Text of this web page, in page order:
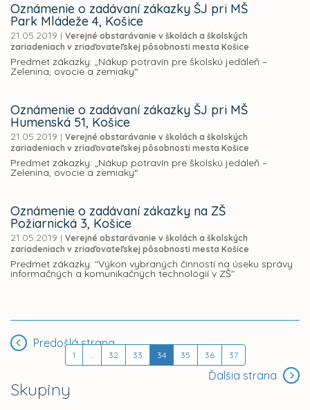
Skupiny
Oznámenie o zadávaní zákazky ŠJ pri MŠ
Park Mládeže 4, Košice
21.05.2019 | Verejné obstarávanie v školách a školských
zariadeniach v zriaďovateľskej pôsobnosti mesta Košice
Predmet zákazky: „Nákup potravín pre školskú jedáleň –
Zelenina, ovocie a zemiaky“
Oznámenie o zadávaní zákazky ŠJ pri MŠ
Humenská 51, Košice
21.05.2019 | Verejné obstarávanie v školách a školských
zariadeniach v zriaďovateľskej pôsobnosti mesta Košice
Predmet zákazky: „Nákup potravín pre školskú jedáleň –
Zelenina, ovocie a zemiaky“
Oznámenie o zadávaní zákazky na ZŠ
Požiarnická 3, Košice
21.05.2019 | Verejné obstarávanie v školách a školských
zariadeniach v zriaďovateľskej pôsobnosti mesta Košice
Predmet zákazky: "Výkon vybraných činností na úseku správy
informačných a komunikačných technológií v ZŠ"
Predošlá strana
1 32 33 34 35 36 37
Ďalšia strana